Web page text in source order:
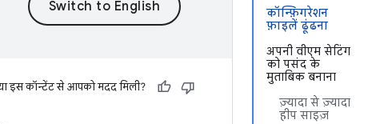
कॉन्फ़िगरेशन
फ़ाइलें ढूंढना
अपनी वीएम सेटिंग
को पसंद के
मुताबिक बनाना
ज़्यादा से ज़्यादा
हीप साइज़
इस कॉन्टेंट से आपको मदद मिली?